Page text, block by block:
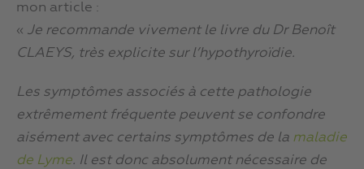
mon article :
« Je recommande vivement le livre du Dr Benoît
CLAEYS, très explicite sur l’hypothyroïdie.
Les symptômes associés à cette pathologie
extrêmement fréquente peuvent se confondre
aisément avec certains symptômes de la maladie
de Lyme. Il est donc absolument nécessaire de